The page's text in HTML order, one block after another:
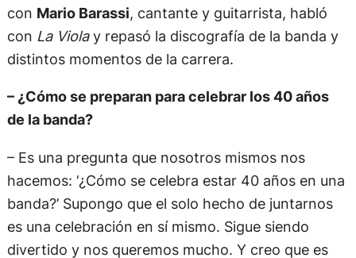
con Mario Barassi, cantante y guitarrista, habló
con La Violay repasó la discografía de la banda y
distintos momentos de la carrera.
– ¿Cómo se preparan para celebrar los 40 años
de la banda?
– Es una pregunta que nosotros mismos nos
hacemos: ‘¿Cómo se celebra estar 40 años en una
banda?’ Supongo que el solo hecho de juntarnos
es una celebración en sí mismo. Sigue siendo
divertido y nos queremos mucho. Y creo que es